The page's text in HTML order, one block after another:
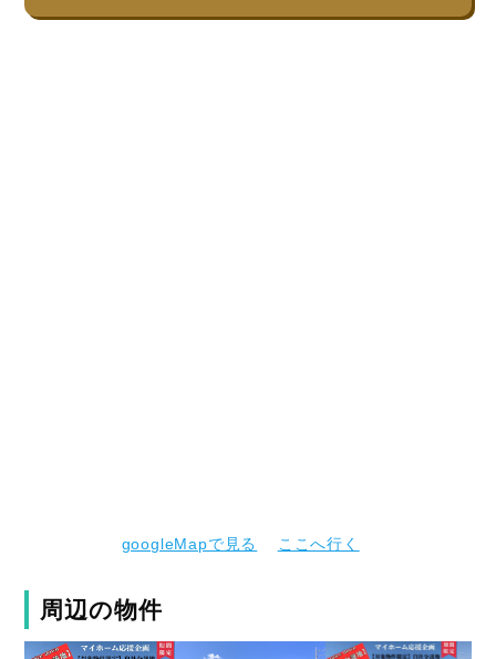
googleMapで見る ここへ行く
周辺の物件